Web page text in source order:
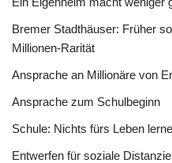
Bremer Stadthäuser: Früher
Millionen-Rarität
Ansprache an Millionäre von
Ansprache zum Schulbeginn
Schule: Nichts fürs Leben
Entwerfen für soziale